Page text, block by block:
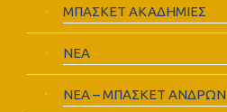
ΜΠΑΣΚΕΤ ΑΚΑΔΗΜΙΕΣ
ΝΕΑ
ΝΕΑ – ΜΠΑΣΚΕΤ ΑΝΔΡΩΝ